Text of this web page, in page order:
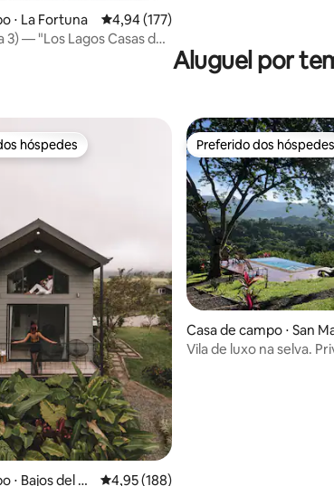
⋅ La Fortuna 4,94 de uma avaliação média de 5, 177
4,94 (177)
3) — "Los Lagos Casas de
Aluguel por
preferidos dos hóspedes
hóspedes
⋅ Bajos del To 4,95 de uma avaliação média de 5, 188
4,95 (188)
Preferido dos hóspedes
Preferido dos hóspedes
Casa de campo ⋅ San
Vila de luxo na selva.